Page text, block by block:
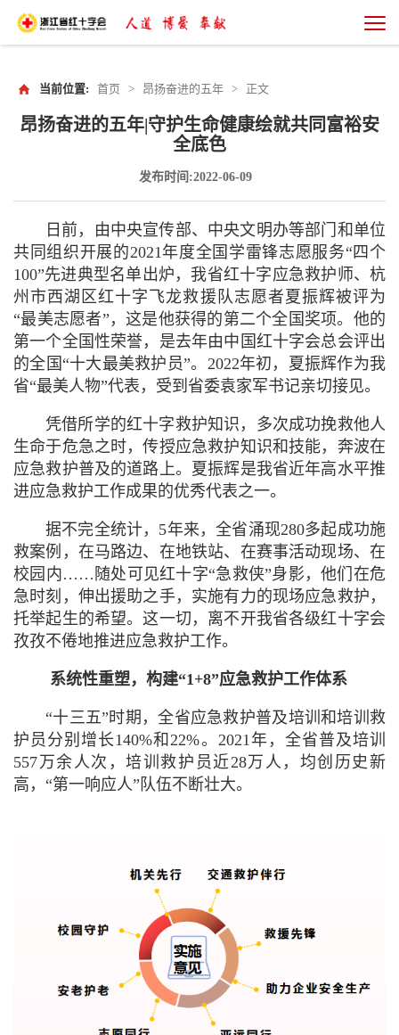
当前位置: 首页 > 昂扬奋进的五年 > 正文
昂扬奋进的五年|守护生命健康绘就共同富裕安
全底色
发布时间:2022-06-09
日前，由中央宣传部、中央文明办等部门和单位
共同组织开展的2021年度全国学雷锋志愿服务“四个
100”先进典型名单出炉，我省红十字应急救护师、杭
州市西湖区红十字飞龙救援队志愿者夏振辉被评为
“最美志愿者”，这是他获得的第二个全国奖项。他的
第一个全国性荣誉，是去年由中国红十字会总会评出
的全国“十大最美救护员”。2022年初，夏振辉作为我
省“最美人物”代表，受到省委袁家军书记亲切接见。
凭借所学的红十字救护知识，多次成功挽救他人
生命于危急之时，传授应急救护知识和技能，奔波在
应急救护普及的道路上。夏振辉是我省近年高水平推
进应急救护工作成果的优秀代表之一。
据不完全统计，5年来，全省涌现280多起成功施
救案例，在马路边、在地铁站、在赛事活动现场、在
校园内……随处可见红十字“急救侠”身影，他们在危
急时刻，伸出援助之手，实施有力的现场应急救护，
托举起生的希望。这一切，离不开我省各级红十字会
孜孜不倦地推进应急救护工作。
系统性重塑， 构建“1+8”应急救护工作体系
“十三五”时期，全省应急救护普及培训和培训救
护员分别增长140%和22%。2021年，全省普及培训
557万余人次，培训救护员近28万人，均创历史新
高，“第一响应人”队伍不断壮大。